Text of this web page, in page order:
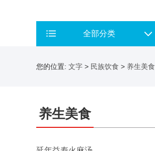
全部分类
您的位置: 文字 > 民族饮食 > 养生美食
养生美食